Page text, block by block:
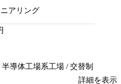
アリング
導体工場系工場 / 交替制
詳細を表示